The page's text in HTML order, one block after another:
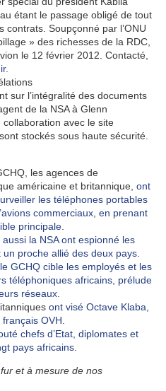
étant le passage obligé de tout
contrats. Soupçonné par l’ONU
» des richesses de la RDC,
le 12 février 2012. Contacté,
.
sur l’intégralité des documents
de la NSA à Glenn
avec le site
stockés sous haute sécurité.
les agences de
américaine et britannique, ont
les téléphones portables
commerciaux, en prenant
principale
la NSA ont espionné les
un proche allié des deux pays
GCHQ cible les employés et les
téléphoniques africains, prélude
réseaux
ont visé Octave Klaba,
OVH
chefs d’Etat, diplomates et
pays africains
et à mesure de nos